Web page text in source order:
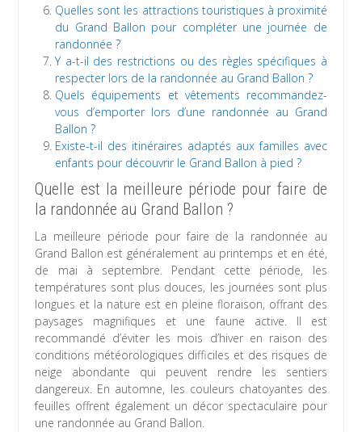
Quelles sont les attractions touristiques à proximité
du Grand Ballon pour compléter une journée de
randonnée ?
Y a-t-il des restrictions ou des règles spécifiques à
respecter lors de la randonnée au Grand Ballon ?
Quels équipements et vêtements recommandez-
vous d’emporter lors d’une randonnée au Grand
Ballon ?
Existe-t-il des itinéraires adaptés aux familles avec
enfants pour découvrir le Grand Ballon à pied ?
Quelle est la meilleure période pour faire de
la randonnée au Grand Ballon ?
La meilleure période pour faire de la randonnée au
Grand Ballon est généralement au printemps et en été,
de mai à septembre. Pendant cette période, les
températures sont plus douces, les journées sont plus
longues et la nature est en pleine floraison, offrant des
paysages magnifiques et une faune active. Il est
recommandé d’éviter les mois d’hiver en raison des
conditions météorologiques difficiles et des risques de
neige abondante qui peuvent rendre les sentiers
dangereux. En automne, les couleurs chatoyantes des
feuilles offrent également un décor spectaculaire pour
une randonnée au Grand Ballon.